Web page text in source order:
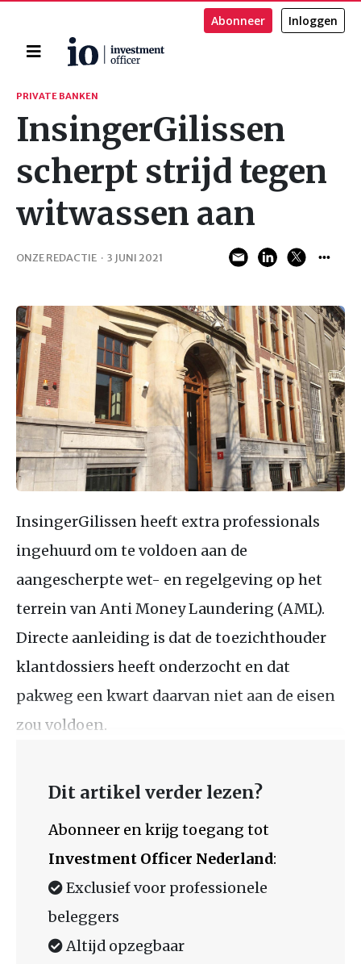
Home
Abonneer Inloggen
Zoeken
PRIVATE BANKEN
InsingerGilissen
scherpt strijd tegen
witwassen aan
ONZE REDACTIE · 3 JUNI 2021
InsingerGilissen heeft extra professionals
ingehuurd om te voldoen aan de
aangescherpte wet- en regelgeving op het
terrein van Anti Money Laundering (AML).
Directe aanleiding is dat de toezichthouder
klantdossiers heeft onderzocht en dat
pakweg een kwart daarvan niet aan de eisen
zou voldoen.
Dit artikel verder lezen?
Abonneer en krijg toegang tot
Investment Officer Nederland:
Exclusief voor professionele
beleggers
Altijd opzegbaar